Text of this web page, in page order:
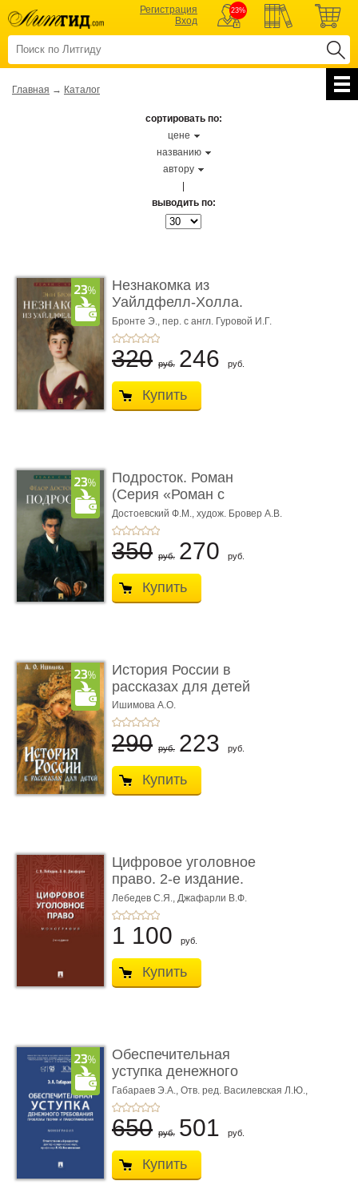
Регистрация
Вход
23%
Главная → Каталог
сортировать по:
цене
названию
автору
выводить по:
Незнакомка из
Уайлдфелл-Холла.
Роман (Серия «Р� ...
Бронте Э., пер. с англ. Гуровой И.Г.
320 руб. 246 руб.
Купить
Подросток. Роман
(Серия «Роман с
книгой»)
Достоевский Ф.М., худож. Бровер А.В.
350 руб. 270 руб.
Купить
История России в
рассказах для детей
Ишимова А.О.
290 руб. 223 руб.
Купить
Цифровое уголовное
право. 2-е издание.
Монограф ...
Лебедев С.Я., Джафарли В.Ф.
1 100 руб.
Купить
Обеспечительная
уступка денежного
требования ...
Габараев Э.А., Отв. ред. Василевская Л.Ю.,
вступ. сл. Каретина М.Г.
650 руб. 501 руб.
Купить